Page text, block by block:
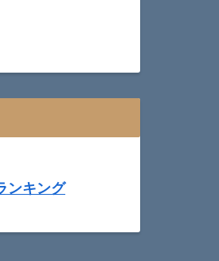
ンキング